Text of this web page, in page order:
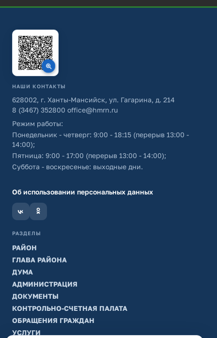
НАШИ КОНТАКТЫ
628002, г. Ханты-Мансийск, ул. Гагарина, д. 214
8 (3467) 352800 office@hmrn.ru
Режим работы:
Понедельник - четверг: 9:00 - 18:15 (перерыв 13:00 -
14:00);
Пятница: 9:00 - 17:00 (перерыв 13:00 - 14:00);
Суббота - воскресенье: выходные дни.
Об использовании персональных данных
РАЗДЕЛЫ
РАЙОН
ГЛАВА РАЙОНА
ДУМА
АДМИНИСТРАЦИЯ
ДОКУМЕНТЫ
КОНТРОЛЬНО-СЧЕТНАЯ ПАЛАТА
ОБРАЩЕНИЯ ГРАЖДАН
УСЛУГИ